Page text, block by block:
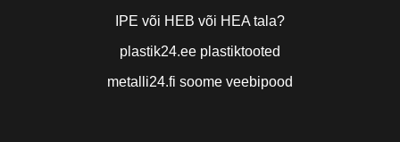
IPE või HEB või HEA tala?
plastik24.ee plastiktooted
metalli24.fi soome veebipood